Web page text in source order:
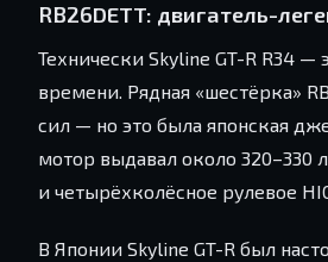
RB26DETT: двигатель-
Технически Skyline GT-R R34
времени. Рядная «шестёрка»
сил — но это была японская
мотор выдавал около 320–330
и четырёхколёсное рулевое
В Японии Skyline GT-R был